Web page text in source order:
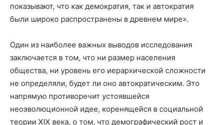
показывают, что как демократия, так и автократия
были широко распространены в древнем мире».
Один из наиболее важных выводов исследования
заключается в том, что ни размер населения
общества, ни уровень его иерархической сложности
не определяли, будет ли оно автократическим. Это
напрямую противоречит устоявшейся
неоэволюционной идее, коренящейся в социальной
теории XIX века, о том, что демографический рост и